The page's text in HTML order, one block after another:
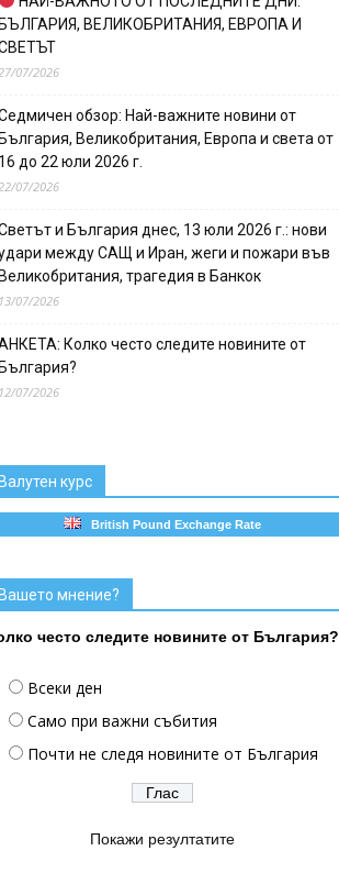
ВЕЛИКОБРИТАНИЯ, ЕВРОПА И
07/2026
обзор: Най-важните новини от
Великобритания, Европа и света от
до 22 юли 2026 г.
07/2026
и България днес, 13 юли 2026 г.: нови
между САЩ и Иран, жеги и пожари във
трагедия в Банкок
07/2026
Колко често следите новините от
07/2026
курс
British Pound Exchange Rate
мнение?
често следите новините от България?
Всеки ден
Само при важни събития
Почти не следя новините от България
Покажи резултатите